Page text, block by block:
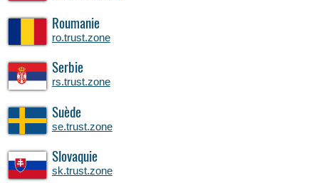
Roumanie
ro.trust.zone
Serbie
rs.trust.zone
Suède
se.trust.zone
Slovaquie
sk.trust.zone